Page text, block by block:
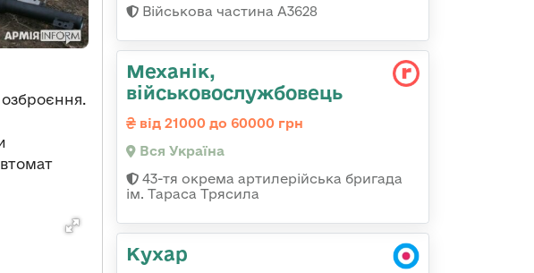
озброєння.
Військова частина А3628
Механік,
військовослужбовець
від 21000 до 60000 грн
Вся Україна
43-тя окрема артилерійська бригада
ім. Тараса Трясила
Кухар